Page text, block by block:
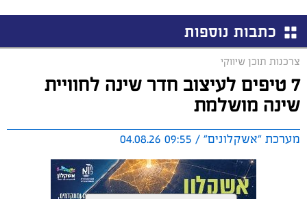
כתבות נוספות
צרכנות תוכן שיווקי
7 טיפים לעיצוב חדר שינה לחוויית
שינה מושלמת
מערכת "אשקלונים" / 09:55 04.08.26